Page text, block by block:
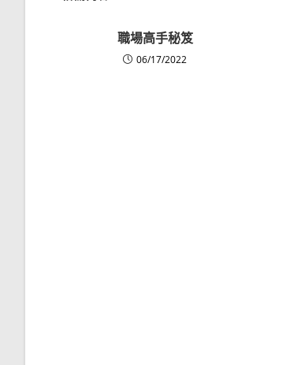
職場高手秘笈
06/17/2022